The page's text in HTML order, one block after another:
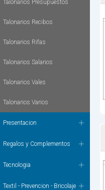
Talonarios Presupuestos
Talonarios Recibos
Talonarios Rifas
Talonarios Salarios
Talonarios Vales
Talonarios Varios
Presentacion
Regalos y Complementos
Tecnologia
Textil - Prevencion - Bricolaje